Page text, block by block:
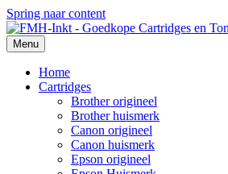
Spring naar content
Menu
Home
Cartridges
Brother origineel
Brother huismerk
Canon origineel
Canon huismerk
Epson origineel